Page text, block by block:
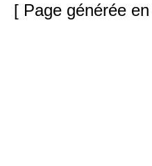
[ Page générée en